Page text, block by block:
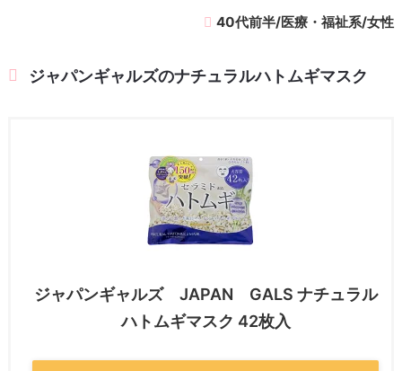
40代前半/医療・福祉系/女性
ジャパンギャルズのナチュラルハトムギマスク
ジャパンギャルズ JAPAN GALS ナチュラル
ハトムギマスク 42枚入